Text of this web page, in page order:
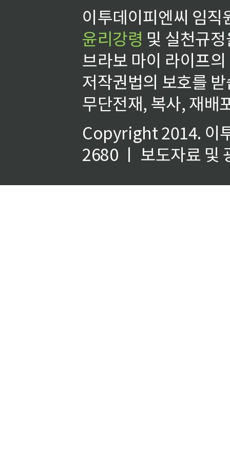
이투데이피엔씨 임
윤리강령 및 실천규
브라보 마이 라이프
저작권법의 보호를
무단전재, 복사, 재배
Copyright 2014. 이
2680 ㅣ 보도자료